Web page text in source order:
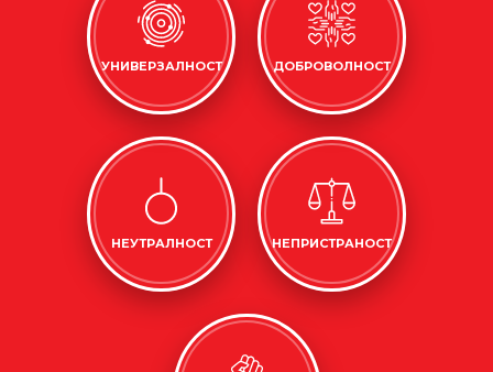
УНИВЕРЗАЛНОСТ ДОБРОВОЛНОСТ
НЕУТРАЛНОСТ НЕПРИСТРАНОСТ